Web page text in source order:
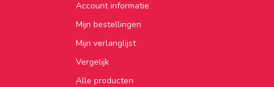
Account informatie
Mijn bestellingen
Mijn verlanglijst
Vergelijk
Alle producten